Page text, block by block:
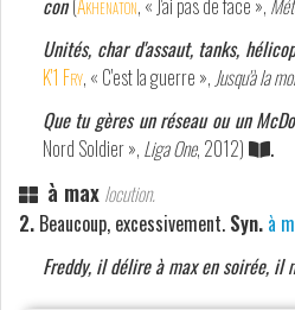
con (Akhenaton, « J'ai pas de face »,
Unités, char d'assaut, tanks,
K'1 Fry, « C'est la guerre », Jusqu'à la
Que tu gères un réseau ou un
Nord Soldier », Liga One, 2012) .
à max locution.
2. Beaucoup, excessivement. Syn. à
Freddy, il délire à max en soirée, il